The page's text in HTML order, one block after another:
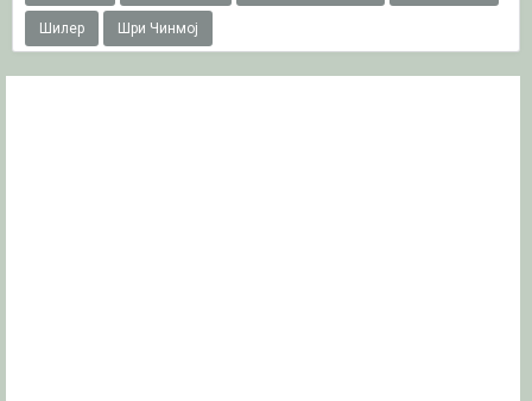
Шилер Шри Чинмој